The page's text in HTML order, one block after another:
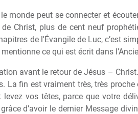
monde peut se connecter et
de Christ, plus de cent neuf
de l'Évangile de Luc, c’est
ce qui est écrit dans
avant le retour de Jésus –
La fin est vraiment très, très proche
levez vos têtes, parce que votre
d’avoir le dernier Message